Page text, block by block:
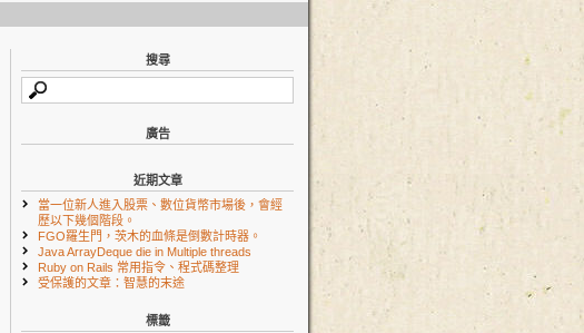
搜尋
廣告
近期文章
當一位新人進入股票、數位貨幣市場後，會經
歷以下幾個階段。
FGO羅生門，茨木的血條是倒數計時器。
Java ArrayDeque die in Multiple threads
Ruby on Rails 常用指令、程式碼整理
受保護的文章：智慧的末途
標籤